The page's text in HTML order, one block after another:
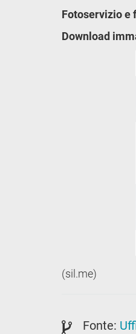
Fotoservizio e
Download
(sil.me)
Fonte: